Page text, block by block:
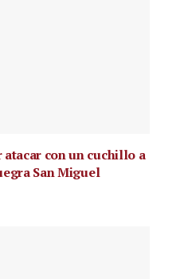
con un cuchillo a
San Miguel